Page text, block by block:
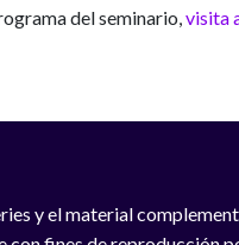
del seminario,visita
y el material